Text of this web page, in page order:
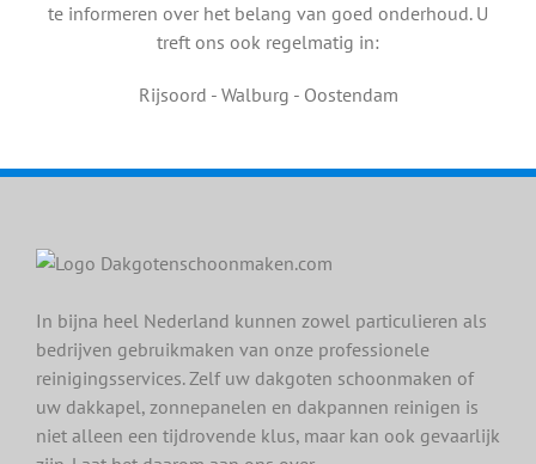
te informeren over het belang van goed onderhoud. U
treft ons ook regelmatig in:
Rijsoord - Walburg - Oostendam
In bijna heel Nederland kunnen zowel particulieren als
bedrijven gebruikmaken van onze professionele
reinigingsservices. Zelf uw dakgoten schoonmaken of
uw dakkapel, zonnepanelen en dakpannen reinigen is
niet alleen een tijdrovende klus, maar kan ook gevaarlijk